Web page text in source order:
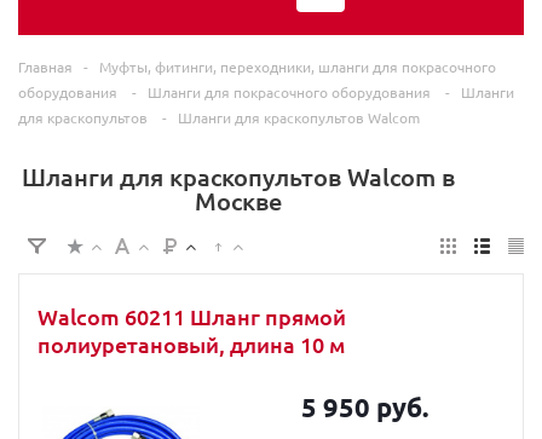
Главная -
Муфты, фитинги, переходники, шланги для покрасочного
оборудования
- Шланги для покрасочного оборудования -
Шланги
для краскопультов
- Шланги для краскопультов Walcom
Шланги для краскопультов Walcom в
Москве
Walcom 60211 Шланг прямой
полиуретановый, длина 10 м
5 950 руб.